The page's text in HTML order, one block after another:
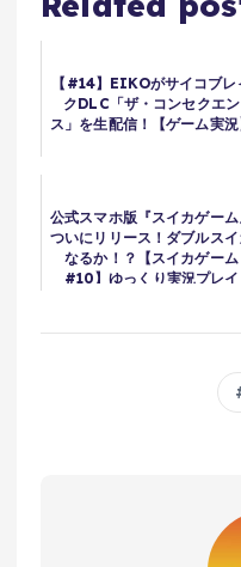
【#14】EIKOがサイコブレ
クDLC「ザ・コンセクエン
ス」を生配信！【ゲーム実況
公式スマホ版『スイカゲーム
ついにリリース！ダブルスイ
なるか！？【スイカゲーム
#10】ゆっくり実況プレイ